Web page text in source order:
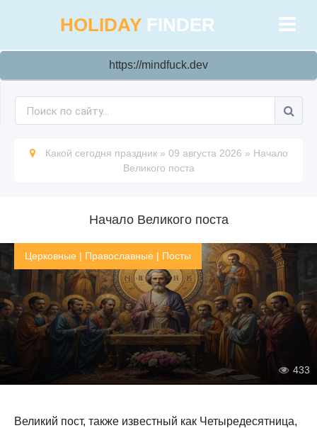
HOLIDAY FINDER
https://mindfuck.dev
Какой сегодня праздник » 09 августа 2026 » Начало
Великого поста
Начало Великого поста
Церковные | Православные | Посты
433
Великий пост, также известный как Четыредесятница,